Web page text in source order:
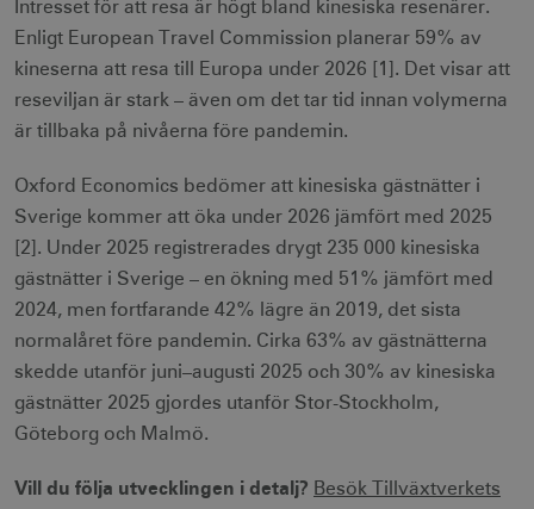
Intresset för att resa är högt bland kinesiska resenärer.
Enligt European Travel Commission planerar 59% av
kineserna att resa till Europa under 2026 [1]. Det visar att
reseviljan är stark – även om det tar tid innan volymerna
är tillbaka på nivåerna före pandemin.
Oxford Economics bedömer att kinesiska gästnätter i
Sverige kommer att öka under 2026 jämfört med 2025
[2]. Under 2025 registrerades drygt 235 000 kinesiska
gästnätter i Sverige – en ökning med 51% jämfört med
2024, men fortfarande 42% lägre än 2019, det sista
normalåret före pandemin. Cirka 63% av gästnätterna
skedde utanför juni–augusti 2025 och 30% av kinesiska
gästnätter 2025 gjordes utanför Stor-Stockholm,
Göteborg och Malmö.
Vill du följa utvecklingen i detalj? Besök Tillväxtverkets